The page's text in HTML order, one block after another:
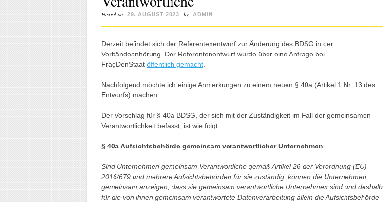
Posted on 29. AUGUST 2023 by ADMIN
Derzeit befindet sich der Referentenentwurf zur Änderung des BDSG in der
Verbändeanhörung. Der Referentenentwurf wurde über eine Anfrage bei
FragDenStaat öffentlich gemacht.
Nachfolgend möchte ich einige Anmerkungen zu einem neuen § 40a (Artikel 1 Nr. 13 des
Entwurfs) machen.
Der Vorschlag für § 40a BDSG, der sich mit der Zuständigkeit im Fall der gemeinsamen
Verantwortlichkeit befasst, ist wie folgt:
§ 40a Aufsichtsbehörde gemeinsam verantwortlicher Unternehmen
Sind Unternehmen gemeinsam Verantwortliche gemäß Artikel 26 der Verordnung (EU)
2016/679 und mehrere Aufsichtsbehörden für sie zuständig, können die Unternehmen
gemeinsam anzeigen, dass sie gemeinsam verantwortliche Unternehmen sind und deshalb
für die von ihnen gemeinsam verantwortete Datenverarbeitung allein die Aufsichtsbehörde